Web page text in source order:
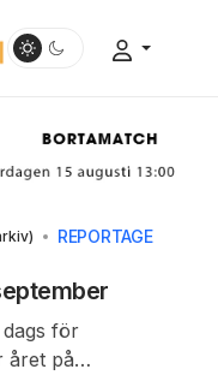
REPORTAGE
för
året på